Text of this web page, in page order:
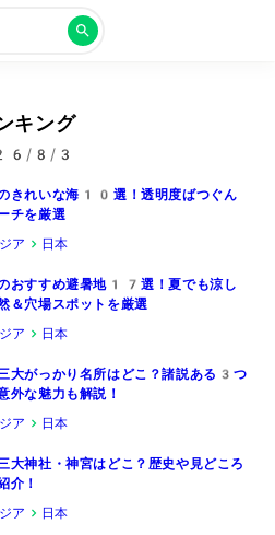
キング
8/3
きれいな海10選！透明度ばつぐん
チを厳選
ア
日本
おすすめ避暑地17選！夏でも涼し
＆穴場スポットを厳選
ア
日本
大がっかり名所はどこ？諸説ある3つ
外な魅力も解説！
ア
日本
大神社・神宮はどこ？歴史や見どころ
介！
ア
日本